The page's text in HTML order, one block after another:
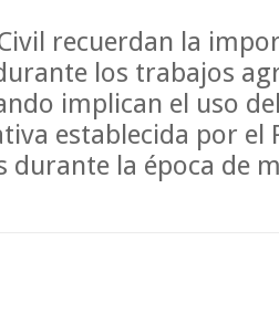
recuerdan la
los trabajos
implican el uso
establecida por el
durante la época de